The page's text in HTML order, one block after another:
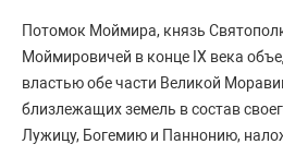
Потомок Моймира, князь
Моймировичей в конце IX века
властью обе части Великой
близлежащих земель в состав
Лужицу, Богемию и Паннонию,